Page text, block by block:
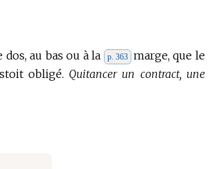
au bas ou à la p. 363 marge, que le
obligé. Quitancer un contract, une